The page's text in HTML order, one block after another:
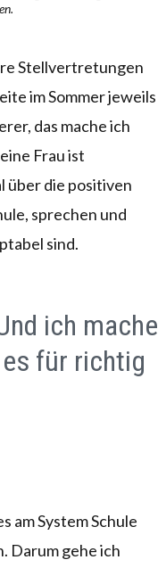
Stellvertretungen
im Sommer jeweils
das mache ich
Frau ist
über die positiven
sprechen und
sind.
ich mache
für richtig
am System Schule
Darum gehe ich